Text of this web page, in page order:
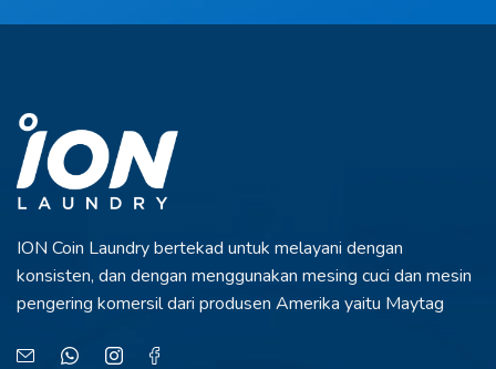
ION Coin Laundry bertekad untuk melayani dengan
konsisten, dan dengan menggunakan mesing cuci dan mesin
pengering komersil dari produsen Amerika yaitu Maytag